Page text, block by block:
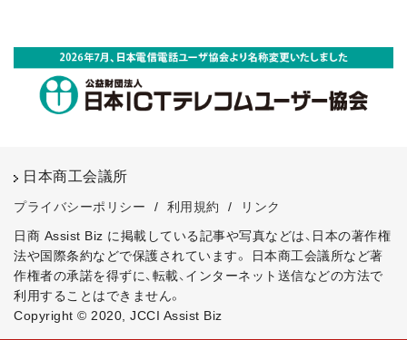
日本商工会議所
プライバシーポリシー / 利用規約 /
リンク
日商 Assist Biz に掲載している記事や写真などは、日本の著作権
法や国際条約などで保護されています。
日本商工会議所など著
作権者の承諾を得ずに、転載、インターネット送信などの方法で
利用することはできません。
Copyright © 2020, JCCI Assist Biz